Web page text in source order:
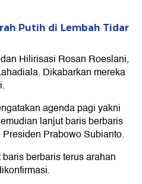
Putih di Lembah Tidar
Hilirisasi Rosan Roeslani,
Dikabarkan mereka
agenda pagi yakni
lanjut baris berbaris
Prabowo Subianto.
berbaris terus arahan